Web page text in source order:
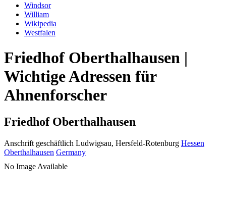
Windsor
William
Wikipedia
Westfalen
Friedhof Oberthalhausen |
Wichtige Adressen für
Ahnenforscher
Friedhof Oberthalhausen
Anschrift geschäftlich Ludwigsau, Hersfeld-Rotenburg Hessen
Oberthalhausen Germany
No Image Available